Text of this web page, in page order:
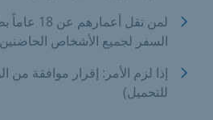
لمن تقل
السفر لجميع الأشخاص الحاضنين
إذا لزم الأمر: إقرار موافقة من
للتحميل)